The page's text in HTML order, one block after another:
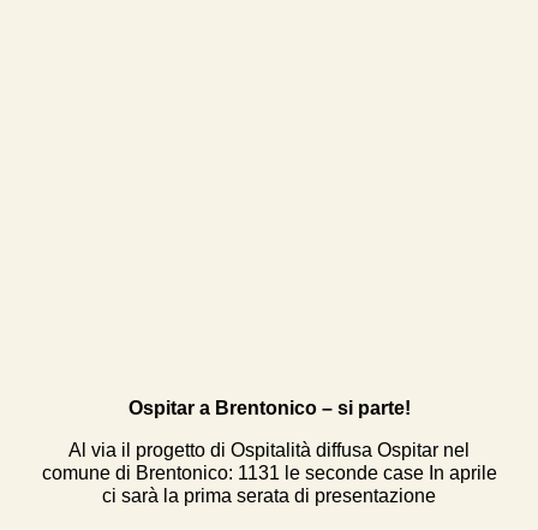
Ospitar a Brentonico – si parte!
Al via il progetto di Ospitalità diffusa Ospitar nel
comune di Brentonico: 1131 le seconde case In aprile
ci sarà la prima serata di presentazione